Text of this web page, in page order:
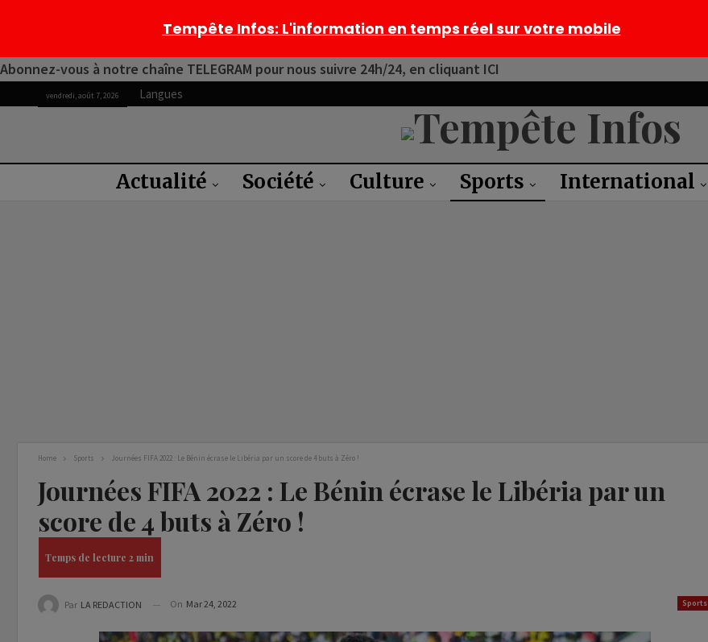
Abonnez-vous à notre chaîne TELEGRAM pour nous suivre 24h/24, en cliquant ICI
vendredi, août 7, 2026 Langues
Actualité Société Culture Sports International
Home Sports Journées FIFA 2022 : Le Bénin écrase le Libéria par un score de 4 buts à Zéro !
Journées FIFA 2022 : Le Bénin écrase le Libéria par un
score de 4 buts à Zéro !
Sports
Par LA REDACTION On Mar 24, 2022
Tempête Infos: L'information en temps réel sur votre mobile